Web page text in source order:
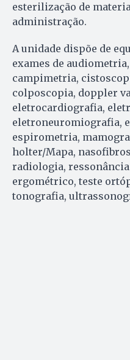
esterilização de
administração.
A unidade dispõe de
exames de
campimetria,
colposcopia, doppler
eletrocardiografia,
eletroneuromiografia,
espirometria,
holter/Mapa,
radiologia,
ergométrico, teste
tonografia,